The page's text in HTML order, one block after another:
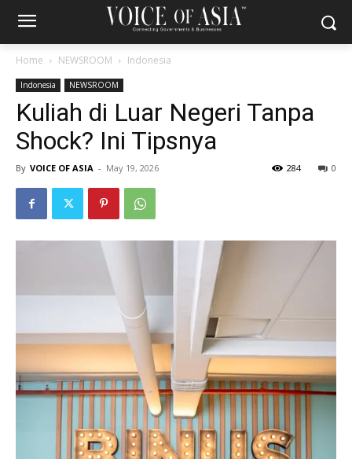
Home NEWSROOM Indonesia
Indonesia NEWSROOM
Kuliah di Luar Negeri Tanpa
Shock? Ini Tipsnya
By VOICE OF ASIA - May 19, 2026 0
284